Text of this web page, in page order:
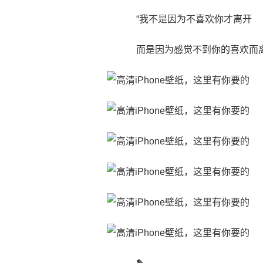
“我不是因为不喜欢你才离开
而是因为感觉不到你的喜欢而